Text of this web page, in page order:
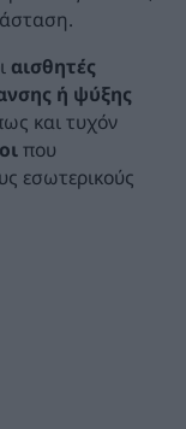
αισθητές
ή ψύξης
και τυχόν
που
εσωτερικούς